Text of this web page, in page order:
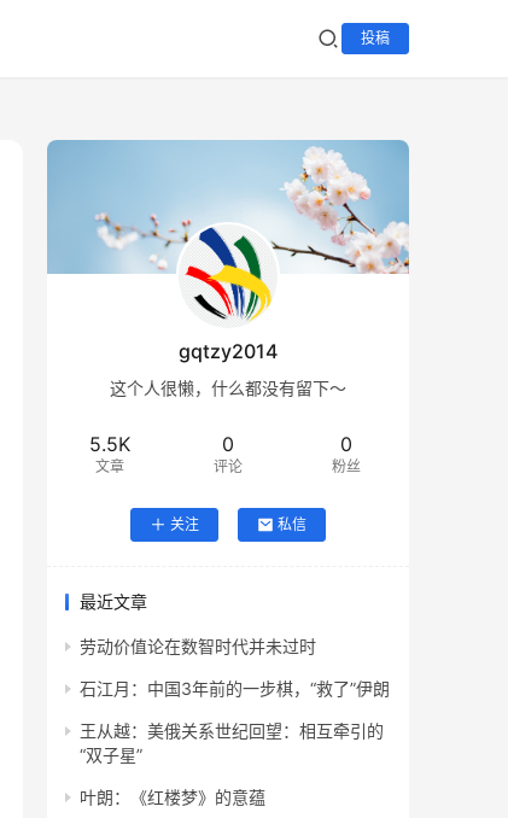
投稿
gqtzy2014
这个人很懒，什么都没有留下～
5.5K
文章
0
评论
0
粉丝
关注 私信
最近文章
劳动价值论在数智时代并未过时
石江月：中国3年前的一步棋，“救了”伊朗
王从越：美俄关系世纪回望：相互牵引的
“双子星”
叶朗：《红楼梦》的意蕴